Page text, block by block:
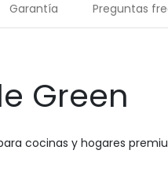
Garantía Preguntas
Green
cocinas y hogares